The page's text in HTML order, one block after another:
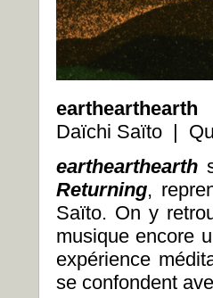
earthearthearth
Daïchi Saïto |
earthearthearth
Returning,
Saïto. On y
musique encore
expérience
se confondent